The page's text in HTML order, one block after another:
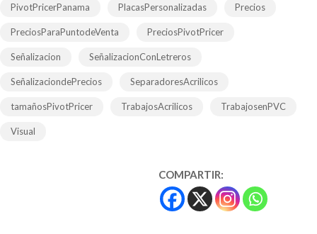
PivotPricerPanama PlacasPersonalizadas Precios
PreciosParaPuntodeVenta PreciosPivotPricer
Señalizacion SeñalizacionConLetreros
SeñalizaciondePrecios SeparadoresAcrilicos
tamañosPivotPricer TrabajosAcrilicos TrabajosenPVC
Visual
COMPARTIR: